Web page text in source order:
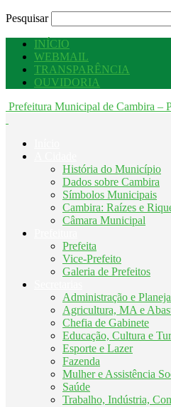
Pesquisar
INÍCIO
WEBMAIL
TRANSPARÊNCIA
OUVIDORIA
Prefeitura Municipal de Cambira –
História do Município
Dados sobre Cambira
Símbolos Municipais
Cambira: Raízes e
Câmara Municipal
Prefeita
Vice-Prefeito
Galeria de Prefeitos
Administração e
Agricultura, MA e
Chefia de Gabinete
Educação, Cultura e
Esporte e Lazer
Fazenda
Mulher e Assistência
Saúde
Trabalho, Indústria,